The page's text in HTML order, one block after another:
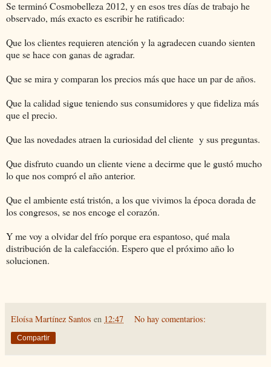
Se terminó Cosmobelleza 2012, y en esos tres días de trabajo he
observado, más exacto es escribir he ratificado:
Que los clientes requieren atención y la agradecen cuando sienten
que se hace con ganas de agradar.
Que se mira y comparan los precios más que hace un par de años.
Que la calidad sigue teniendo sus consumidores y que fideliza más
que el precio.
Que las novedades atraen la curiosidad del cliente y sus preguntas.
Que disfruto cuando un cliente viene a decirme que le gustó mucho
lo que nos compró el año anterior.
Que el ambiente está tristón, a los que vivimos la época dorada de
los congresos, se nos encoge el corazón.
Y me voy a olvidar del frío porque era espantoso, qué mala
distribución de la calefacción. Espero que el próximo año lo
solucionen.
Eloísa Martínez Santos en 12:47 No hay comentarios:
Compartir